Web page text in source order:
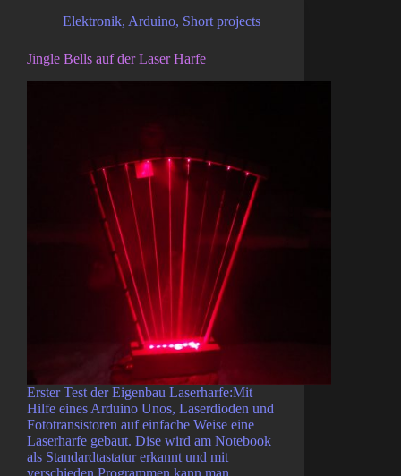
Elektronik, Arduino, Short projects
Jingle Bells auf der Laser Harfe
Erster Test der Eigenbau Laserharfe:Mit
Hilfe eines Arduino Unos, Laserdioden und
Fototransistoren auf einfache Weise eine
Laserharfe gebaut. Dise wird am Notebook
als Standardtastatur erkannt und mit